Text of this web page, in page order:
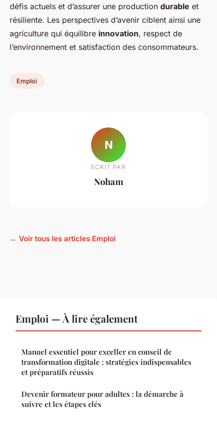
défis actuels et d’assurer une production durable et
résiliente. Les perspectives d’avenir ciblent ainsi une
agriculture qui équilibre innovation, respect de
l’environnement et satisfaction des consommateurs.
Emploi
N
ECRIT PAR
Noham
← Voir tous les articles Emploi
Emploi — À lire également
Manuel essentiel pour exceller en conseil de
transformation digitale : stratégies indispensables
et préparatifs réussis
Devenir formateur pour adultes : la démarche à
suivre et les étapes clés